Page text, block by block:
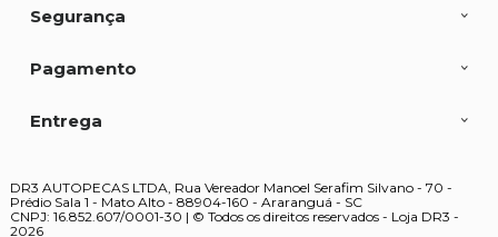
Segurança
Pagamento
Entrega
DR3 AUTOPECAS LTDA, Rua Vereador Manoel Serafim Silvano - 70 -
Prédio Sala 1 - Mato Alto - 88904-160 - Araranguá - SC
CNPJ: 16.852.607/0001-30 | © Todos os direitos reservados - Loja DR3 -
2026